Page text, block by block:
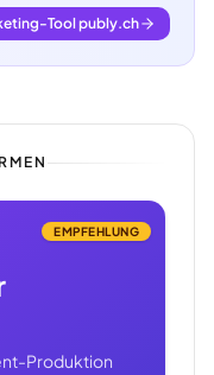
Tool publy.ch
EMPFEHLUNG
Produktion